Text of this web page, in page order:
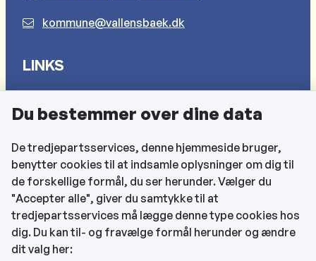
kommune@vallensbaek.dk
LINKS
Cookies
Find EAN-numre
CVR og bankoplysninger
Tilgængelighedserklæring
KONTAKTOPLYSNINGER
Du bestemmer over dine data
De tredjepartsservices, denne hjemmeside bruger,
benytter cookies til at indsamle oplysninger om dig til
de forskellige formål, du ser herunder. Vælger du
"Accepter alle", giver du samtykke til at
tredjepartsservices må lægge denne type cookies hos
dig. Du kan til- og fravælge formål herunder og ændre
dit valg her: